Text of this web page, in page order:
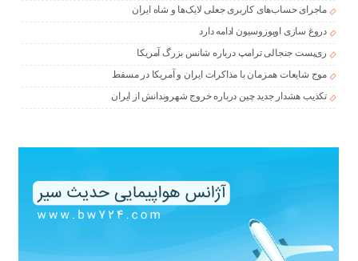
ماجرای حساب‌های کاربری جعلی لایک‌ها و شاه ایران
دروغ سازی اوپوزوسیون ادامه دارد
ری‌پست جنجالی ترامپ درباره شانس بزرگ آمریکا
موج شایعات همزمان با مذاکرات ایران و آمریکا در مسقط
تکذیب هشدار جدید چین درباره خروج شهروندانش از ایران